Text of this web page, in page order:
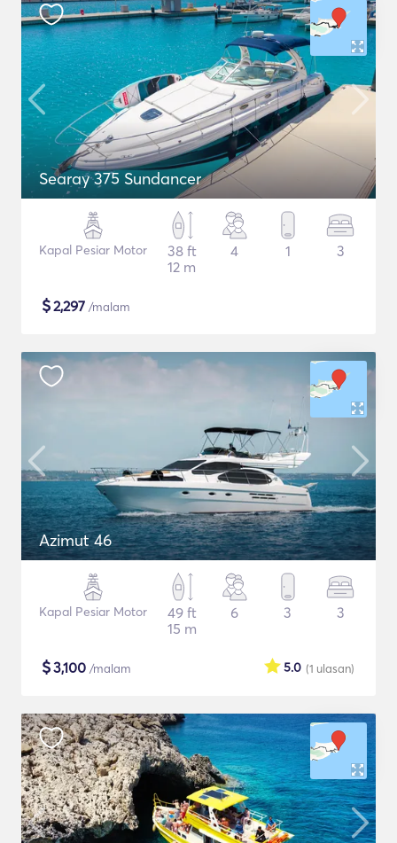
Searay 375 Sundancer
Kapal Pesiar Motor
38 ft
12 m
4 1 3
$2,297 /malam
Azimut 46
Kapal Pesiar Motor
49 ft
15 m
6 3 3
$3,100 /malam (1 ulasan)
5.0